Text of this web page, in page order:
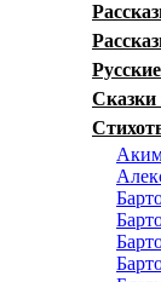
Сказки